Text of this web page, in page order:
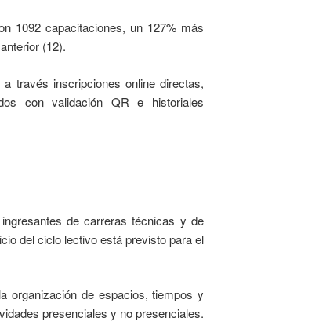
1092 capacitaciones, un 127% más
(12).
través inscripciones online directas,
con validación QR e historiales
de carreras técnicas y de
del ciclo lectivo está previsto para el
organización de espacios, tiempos y
presenciales y no presenciales.